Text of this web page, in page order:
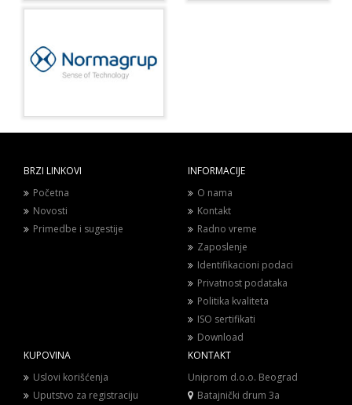
BRZI LINKOVI
Početna
Novosti
Primedbe i sugestije
INFORMACIJE
O nama
Kontakt
Radno vreme
Zaposlenje
Identifikacioni podaci
Privatnost podataka
Politika kvaliteta
ISO sertifikati
Download
KUPOVINA
Uslovi korišćenja
Uputstvo za registraciju
KONTAKT
Uniprom d.o.o. Beograd
Batajnički drum 3a